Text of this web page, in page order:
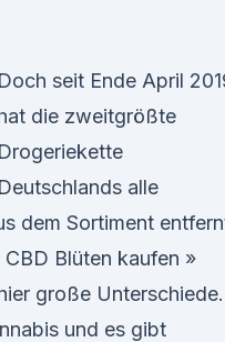
Doch seit Ende April
die zweitgrößte
Drogeriekette
Deutschlands alle
dem Sortiment
Blüten kaufen »
große Unterschiede.
und es gibt